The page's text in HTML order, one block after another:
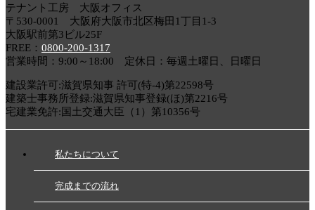
テナント工房 大阪オフィス
〒530-0001 大阪府大阪市北区梅田1丁目1-3
大阪駅前第3ビル25F
FREE： 0800-200-1317
営業時間：9:00～18:00 定休日：毎週土曜日、日曜日
建設業許可:滋賀県知事 許可(特-4)第22598号
建築士事務所登録:滋賀県知事登録(ほ)第2216号
宅建業免許:国土交通大臣（1）第10356号
私たちについて
完成までの流れ